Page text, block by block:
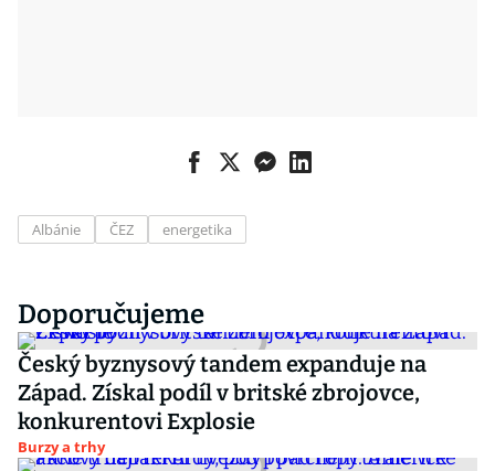
Albánie ČEZ energetika
Doporučujeme
Český byznysový tandem expanduje na
Západ. Získal podíl v britské zbrojovce,
konkurentovi Explosie
Burzy a trhy